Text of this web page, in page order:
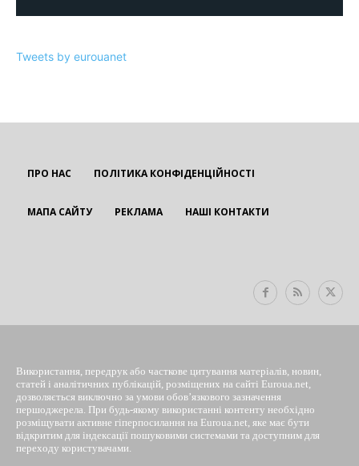
Tweets by eurouanet
ПРО НАС ПОЛІТИКА КОНФІДЕНЦІЙНОСТІ
МАПА САЙТУ РЕКЛАМА НАШІ КОНТАКТИ
Використання, передрук або часткове цитування матеріалів, новин,
статей і аналітичних публікацій, розміщених на сайті Euroua.net,
дозволяється виключно за умови обов’язкового зазначення
першоджерела. При будь-якому використанні контенту необхідно
розміщувати активне гіперпосилання на Euroua.net, яке має бути
відкритим для індексації пошуковими системами та доступним для
переходу користувачами.